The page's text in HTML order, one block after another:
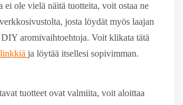
ei ole vielä näitä tuotteita, voit ostaa ne
josta löydät myös laajan
aromivaihtoehtoja. Voit klikata tätä
ja löytää itsellesi sopivimman.
tuotteet ovat valmiita, voit aloittaa